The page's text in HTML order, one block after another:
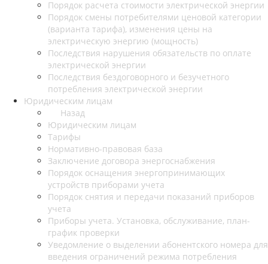
Порядок расчета стоимости электрической энергии
Порядок смены потребителями ценовой категории
(варианта тарифа), изменения цены на
электрическую энергию (мощность)
Последствия нарушения обязательств по оплате
электрической энергии
Последствия бездоговорного и безучетного
потребления электрической энергии
Юридическим лицам
Назад
Юридическим лицам
Тарифы
Нормативно-правовая база
Заключение договора энергоснабжения
Порядок оснащения энергопринимающих
устройств приборами учета
Порядок снятия и передачи показаний приборов
учета
Приборы учета. Установка, обслуживание, план-
график проверки
Уведомление о выделении абонентского номера для
введения ограничений режима потребления